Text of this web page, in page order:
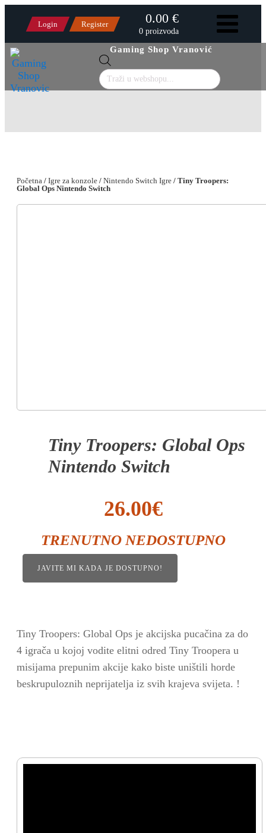
Login Register 0.00 €
0 proizvoda
Gaming Shop Vranović
search
Početna / Igre za konzole / Nintendo Switch Igre / Tiny Troopers:
Global Ops Nintendo Switch
Tiny Troopers: Global Ops
Nintendo Switch
26.00€
TRENUTNO NEDOSTUPNO
JAVITE MI KADA JE DOSTUPNO!
Tiny Troopers: Global Ops je akcijska pucačina za do
4 igrača u kojoj vodite elitni odred Tiny Troopera u
misijama prepunim akcije kako biste uništili horde
beskrupuloznih neprijatelja iz svih krajeva svijeta. !